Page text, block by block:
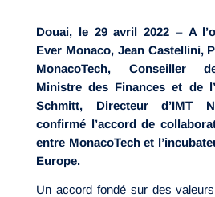
Douai, le 29 avril 2022 – A
Ever Monaco, Jean Castellini,
MonacoTech, Conseiller
Ministre des Finances et de
Schmitt, Directeur d’IMT
confirmé l’accord de
entre MonacoTech et
Europe.
Un accord fondé sur des